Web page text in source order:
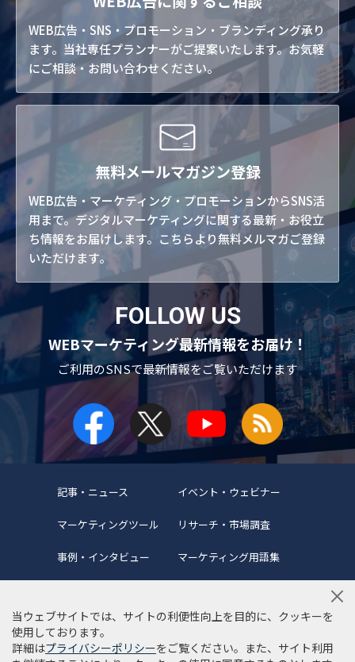
WEB広告・SNS・プロモーション・ブランディング承り
ます。当社専任プランナーがご提案いたします。お気軽
にご相談・お問い合わせください。
無料メールマガジン登録
WEB広告・マーケティング・プロモーションからSNS活
用まで。デジタルマーケティングに関する最新・お役立
ち情報をお届けします。こちらより無料メルマガご登録
いただけます。
FOLLOW US
WEBマーケティング最新情報をお届け！
ご利用のSNSで最新情報をご覧いただけます
記事・ニュース イベント・ウェビナー
マーケティングツール リサーチ・市場調査
事例・インタビュー マーケティング用語集
当サイトについて 編集ポリシー
サイトマップ
当ウェブサイトでは、サイトの利便性向上を目的に、クッキーを
使用しております。
詳細はプライバシーポリシーをご覧ください。また、サイト利用